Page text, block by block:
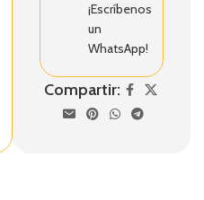
¡Escríbenos
un
WhatsApp!
Compartir: